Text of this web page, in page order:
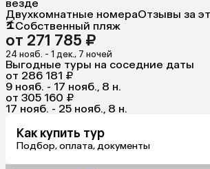
везде
Двухкомнатные номераОтзывы за
Собственный пляж
от 271 785 ₽
24 нояб. - 1 дек., 7 ночей
Выгодные туры на соседние даты
от 286 181 ₽
9 нояб. - 17 нояб., 8 н.
от 305 160 ₽
17 нояб. - 25 нояб., 8 н.
Как купить тур
Подбор, оплата, документы